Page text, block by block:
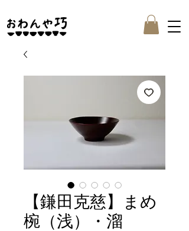
【鎌田克慈】まめ
椀（浅）・溜